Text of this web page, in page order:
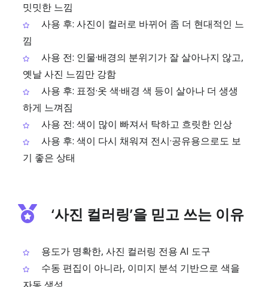
밋밋한 느낌
사용 후: 사진이 컬러로 바뀌어 좀 더 현대적인 느
낌
사용 전: 인물·배경의 분위기가 잘 살아나지 않고,
옛날 사진 느낌만 강함
사용 후: 표정·옷 색·배경 색 등이 살아나 더 생생
하게 느껴짐
사용 전: 색이 많이 빠져서 탁하고 흐릿한 인상
사용 후: 색이 다시 채워져 전시·공유용으로도 보
기 좋은 상태
‘사진 컬러링’을 믿고 쓰는 이유
용도가 명확한, 사진 컬러링 전용 AI 도구
수동 편집이 아니라, 이미지 분석 기반으로 색을